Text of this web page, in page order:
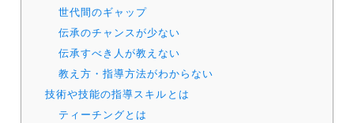
世代間のギャップ
伝承のチャンスが少ない
伝承すべき人が教えない
教え方・指導方法がわからない
技術や技能の指導スキルとは
ティーチングとは